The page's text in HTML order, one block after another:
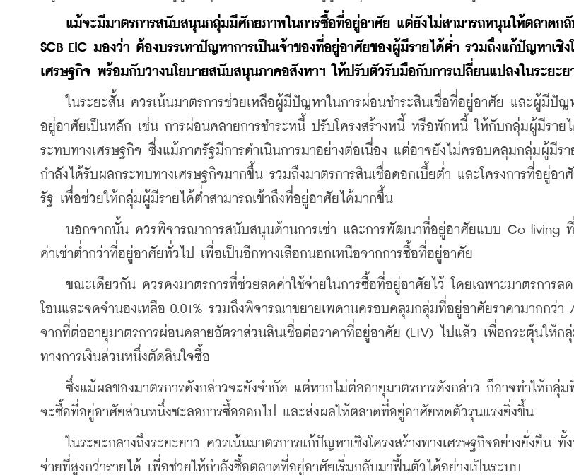
แม้จะมีมาตรการสนับสนุนกลุ่มมีศักยภาพในการซื้อที่อยู่อาศัย แต่ยังไม่สามารถหนุนให้ตลาดก
SCB EIC มองว่า ต้องบรรเทาปัญหาการเป็นเจ้าของที่อยู่อาศัยของผู้มีรายได้ต่ำ รวมถึงแก้ปัญหาเชิง
เศรษฐกิจ พร้อมกับวางนโยบายสนับสนุนภาคอสังหาฯ ให้ปรับตัวรับมือกับการเปลี่ยนแปลงในระยะย
ในระยะสั้น ควรเน้นมาตรการช่วยเหลือผู้มีปัญหาในการผ่อนชำระสินเชื่อที่อยู่อาศัย และผู้มีปัญห
อยู่อาศัยเป็นหลัก เช่น การผ่อนคลายการชำระหนี้ ปรับโครงสร้างหนี้ หรือพักหนี้ ให้กับกลุ่มผู้มีราย
ระทบทางเศรษฐกิจ ซึ่งแม้ภาครัฐมีการดำเนินการมาอย่างต่อเนื่อง แต่อาจยังไม่ครอบคลุมกลุ่มผู้มีร
กำลังได้รับผลกระทบทางเศรษฐกิจมากขึ้น รวมถึงมาตรการสินเชื่อดอกเบี้ยต่ำ และโครงการที่อยู่อา
รัฐ เพื่อช่วยให้กลุ่มผู้มีรายได้ต่ำสามารถเข้าถึงที่อยู่อาศัยได้มากขึ้น
นอกจากนั้น ควรพิจารณาการสนับสนุนด้านการเช่า และการพัฒนาที่อยู่อาศัยแบบ Co-living ที่
ค่าเช่าต่ำกว่าที่อยู่อาศัยทั่วไป เพื่อเป็นอีกทางเลือกนอกเหนือจากการซื้อที่อยู่อาศัย
ขณะเดียวกัน ควรคงมาตรการที่ช่วยลดค่าใช้จ่ายในการซื้อที่อยู่อาศัยไว้ โดยเฉพาะมาตรการลด
โอนและจดจำนองเหลือ 0.01% รวมถึงพิจารณาขยายเพดานครอบคลุมกลุ่มที่อยู่อาศัยราคามากกว่า
จากที่ต่ออายุมาตรการผ่อนคลายอัตราส่วนสินเชื่อต่อราคาที่อยู่อาศัย (LTV) ไปแล้ว เพื่อกระตุ้นให้ก
ทางการเงินส่วนหนึ่งตัดสินใจซื้อ
ซึ่งแม้ผลของมาตรการดังกล่าวจะยังจำกัด แต่หากไม่ต่ออายุมาตรการดังกล่าว ก็อาจทำให้กลุ่
จะซื้อที่อยู่อาศัยส่วนหนึ่งชะลอการซื้อออกไป และส่งผลให้ตลาดที่อยู่อาศัยหดตัวรุนแรงยิ่งขึ้น
ในระยะกลางถึงระยะยาว ควรเน้นมาตรการแก้ปัญหาเชิงโครงสร้างทางเศรษฐกิจอย่างยั่งยืน ทั้
จ่ายที่สูงกว่ารายได้ เพื่อช่วยให้กำลังซื้อตลาดที่อยู่อาศัยเริ่มกลับมาฟื้นตัวได้อย่างเป็นระบบ